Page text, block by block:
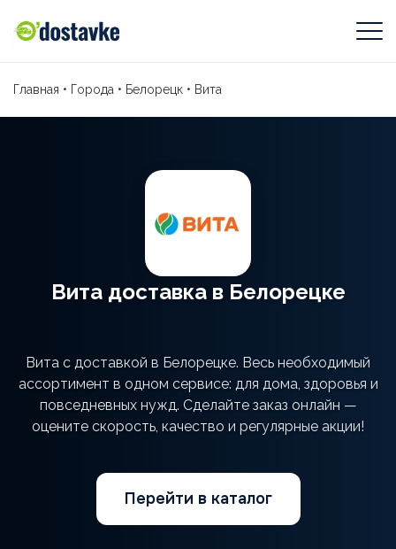
Главная • Города • Белорецк • Вита
Вита доставка в Белорецке
Вита с доставкой в Белорецке. Весь необходимый
ассортимент в одном сервисе: для дома, здоровья и
повседневных нужд. Сделайте заказ онлайн —
оцените скорость, качество и регулярные акции!
Перейти в каталог